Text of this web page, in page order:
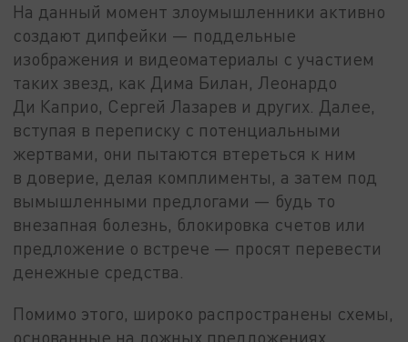
На данный момент злоумышленники активно
создают дипфейки — поддельные
изображения и видеоматериалы с участием
таких звезд, как Дима Билан, Леонардо
Ди Каприо, Сергей Лазарев и других. Далее,
вступая в переписку с потенциальными
жертвами, они пытаются втереться к ним
в доверие, делая комплименты, а затем под
вымышленными предлогами — будь то
внезапная болезнь, блокировка счетов или
предложение о встрече — просят перевести
денежные средства.
Помимо этого, широко распространены схемы,
основанные на ложных предложениях